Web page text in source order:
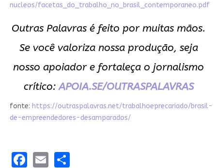
nucleos/facetas_do_trabalho_no_brasil_contemporaneo.pdf
Outras Palavras é feito por muitas mãos.
Se você valoriza nossa produção, seja
nosso apoiador e fortaleça o jornalismo
crítico:APOIA.SE/OUTRASPALAVRAS
fonte: https://outraspalavras.net/trabalhoeprecariado/brasil-
de-empreendedores-desamparados/
Facebook
EmailShare